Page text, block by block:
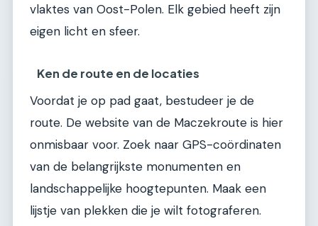
vlaktes van Oost-Polen. Elk gebied heeft zijn
eigen licht en sfeer.
Ken de route en de locaties
Voordat je op pad gaat, bestudeer je de
route. De website van de Maczekroute is hier
onmisbaar voor. Zoek naar GPS-coördinaten
van de belangrijkste monumenten en
landschappelijke hoogtepunten. Maak een
lijstje van plekken die je wilt fotograferen.